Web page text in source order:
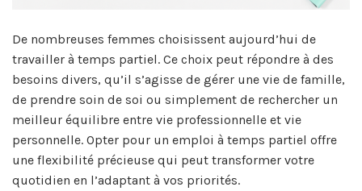
De nombreuses femmes choisissent aujourd’hui de
travailler à temps partiel. Ce choix peut répondre à des
besoins divers, qu’il s’agisse de gérer une vie de famille,
de prendre soin de soi ou simplement de rechercher un
meilleur équilibre entre vie professionnelle et vie
personnelle. Opter pour un emploi à temps partiel offre
une flexibilité précieuse qui peut transformer votre
quotidien en l’adaptant à vos priorités.